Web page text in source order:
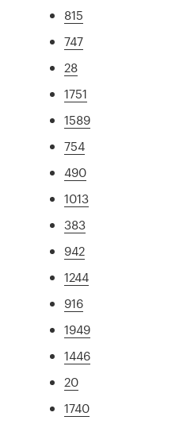
815
747
28
1751
1589
754
490
1013
383
942
1244
916
1949
1446
20
1740